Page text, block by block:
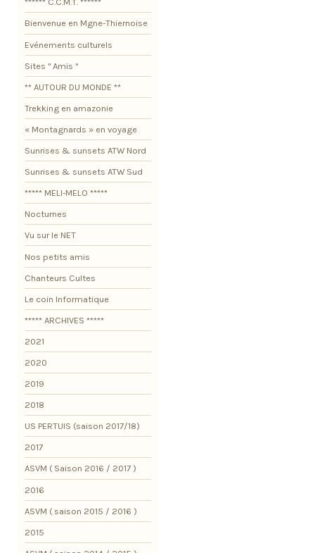
Bienvenue en Mgne-Thiernoise
Evénements culturels
Sites " Amis "
** AUTOUR DU MONDE **
Trekking en amazonie
« Montagnards » en voyage
Sunrises & sunsets ATW Nord
Sunrises & sunsets ATW Sud
***** MELI-MELO *****
Nocturnes
Vu sur le NET
Nos petits amis
Chanteurs Cultes
Le coin Informatique
***** ARCHIVES *****
2021
2020
2019
2018
US PERTUIS (saison 2017/18)
2017
ASVM ( Saison 2016 / 2017 )
2016
ASVM ( saison 2015 / 2016 )
2015